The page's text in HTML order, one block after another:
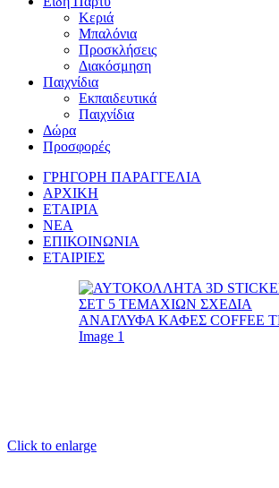
Κεριά
Μπαλόνια
Προσκλήσεις
Διακόσμηση
Παιχνίδια
Εκπαιδευτικά
Παιχνίδια
Δώρα
Προσφορές
ΓΡΗΓΟΡΗ ΠΑΡΑΓΓΕΛΙΑ
ΑΡΧΙΚΗ
ΕΤΑΙΡΙΑ
ΝΕΑ
ΕΠΙΚΟΙΝΩΝΙΑ
ΕΤΑΙΡΙΕΣ
Click to enlarge